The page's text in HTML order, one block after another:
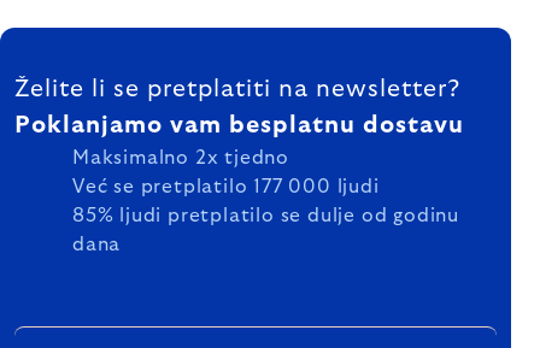
FOOTER
Želite li se pretplatiti na newsletter?
Poklanjamo vam besplatnu dostavu
Maksimalno 2x tjedno
Već se pretplatilo 177 000 ljudi
85% ljudi pretplatilo se dulje od godinu
dana